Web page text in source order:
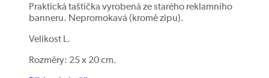
Praktická taštička vyrobená ze starého reklamního
banneru. Nepromokavá (kromě zipu).
Velikost L.
Rozměry: 25 x 20 cm.